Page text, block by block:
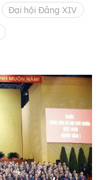
Đại hội Đảng XIV